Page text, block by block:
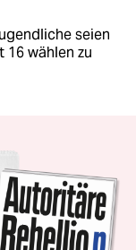
seien
wählen zu